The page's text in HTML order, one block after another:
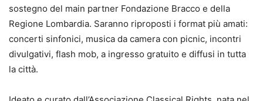
sostegno del main partner Fondazione Bracco e della
Regione Lombardia. Saranno riproposti i format più amati:
concerti sinfonici, musica da camera con picnic, incontri
divulgativi, flash mob, a ingresso gratuito e diffusi in tutta
la città.